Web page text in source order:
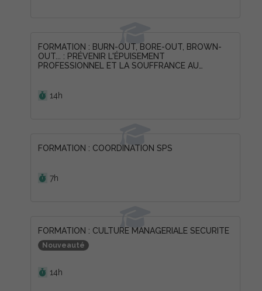
FORMATION : BURN-OUT, BORE-OUT, BROWN-
OUT... : PRÉVENIR L'ÉPUISEMENT
PROFESSIONNEL ET LA SOUFFRANCE AU
14h
FORMATION : COORDINATION SPS
7h
FORMATION : CULTURE MANAGERIALE SECURITE
Nouveauté
14h